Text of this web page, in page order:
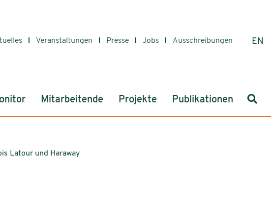
Veranstaltungen Presse Jobs Ausschreibungen EN
Mitarbeitende Projekte Publikationen
Latour und Haraway